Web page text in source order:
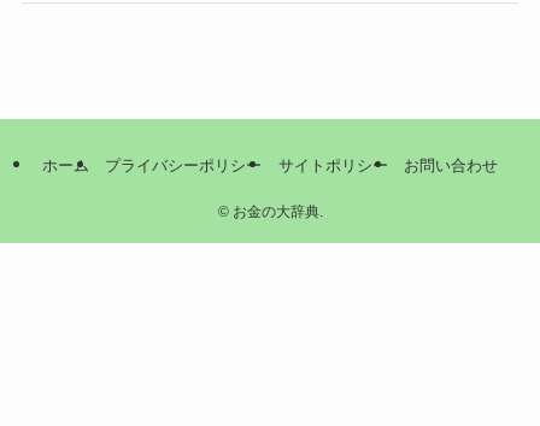
ホーム プライバシーポリシー サイトポリシー お問い合わせ
©お金の大辞典.